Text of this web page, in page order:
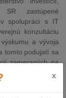
SR zastúpené
spolupráci s IT
konzultáciu
a vývoja
tomto podujatí sa
zameraných na
sa zúčastnilo
online cez
x